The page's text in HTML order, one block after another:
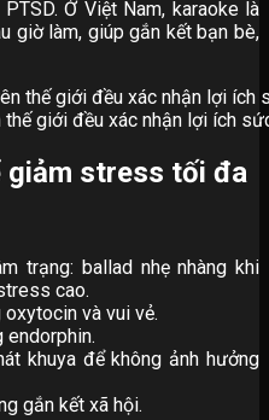
Ở Việt Nam, karaoke là
giờ làm, giúp gắn kết bạn bè,
giới đều xác nhận lợi ích
giảm stress tối đa
trạng: ballad nhẹ nhàng khi
cao.
và vui vẻ.
endorphin.
khuya để không ảnh hưởng
gắn kết xã hội.